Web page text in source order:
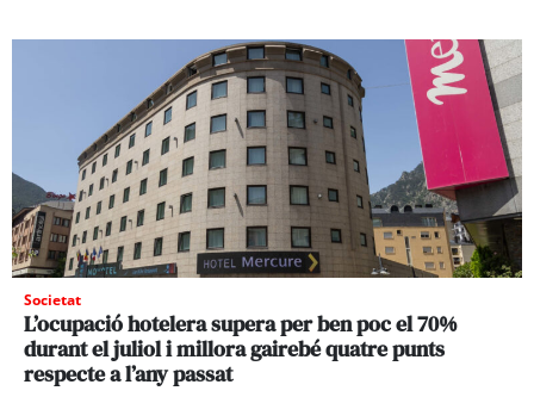
Societat
L’ocupació hotelera supera per ben poc el 70%
durant el juliol i millora gairebé quatre punts
respecte a l’any passat